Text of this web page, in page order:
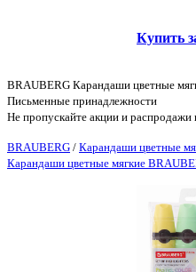
Купить
BRAUBERG Карандаши цветные
Письменные принадлежности
Не пропускайте акции и распродажи
BRAUBERG / Карандаши цветные
Карандаши цветные мягкие